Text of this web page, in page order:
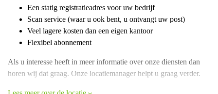
Een statig registratieadres voor uw bedrijf
Scan service (waar u ook bent, u ontvangt uw post)
Veel lagere kosten dan een eigen kantoor
Flexibel abonnement
Als u interesse heeft in meer informatie over onze diensten dan
horen wij dat graag. Onze locatiemanager helpt u graag verder.